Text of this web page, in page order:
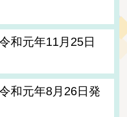
和元年11月25日
和元年8月26日発